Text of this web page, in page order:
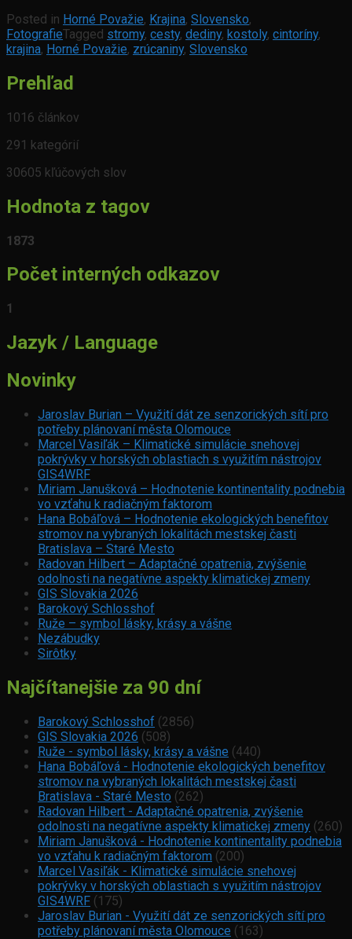
Posted in Horné Považie, Krajina, Slovensko,
FotografieTagged stromy, cesty, dediny, kostoly, cintoríny,
krajina, Horné Považie, zrúcaniny, Slovensko
Prehľad
1016 článkov
291 kategórií
30605 kľúčových slov
Hodnota z tagov
1873
Počet interných odkazov
1
Jazyk / Language
Novinky
Jaroslav Burian – Využití dát ze senzorických sítí pro
potřeby plánovaní města Olomouce
Marcel Vasiľák – Klimatické simulácie snehovej
pokrývky v horských oblastiach s využitím nástrojov
GIS4WRF
Miriam Janušková – Hodnotenie kontinentality podnebia
vo vzťahu k radiačným faktorom
Hana Bobáľová – Hodnotenie ekologických benefitov
stromov na vybraných lokalitách mestskej časti
Bratislava – Staré Mesto
Radovan Hilbert – Adaptačné opatrenia, zvýšenie
odolnosti na negatívne aspekty klimatickej zmeny
GIS Slovakia 2026
Barokový Schlosshof
Ruže – symbol lásky, krásy a vášne
Nezábudky
Sirôtky
Najčítanejšie za 90 dní
Barokový Schlosshof (2856)
GIS Slovakia 2026 (508)
Ruže - symbol lásky, krásy a vášne (440)
Hana Bobáľová - Hodnotenie ekologických benefitov
stromov na vybraných lokalitách mestskej časti
Bratislava - Staré Mesto (262)
Radovan Hilbert - Adaptačné opatrenia, zvýšenie
odolnosti na negatívne aspekty klimatickej zmeny (260)
Miriam Janušková - Hodnotenie kontinentality podnebia
vo vzťahu k radiačným faktorom (200)
Marcel Vasiľák - Klimatické simulácie snehovej
pokrývky v horských oblastiach s využitím nástrojov
GIS4WRF (175)
Jaroslav Burian - Využití dát ze senzorických sítí pro
potřeby plánovaní města Olomouce (163)